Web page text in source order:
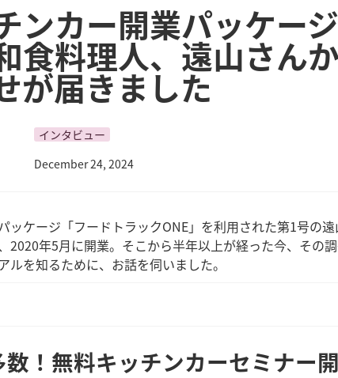
ンカー開業パッケー
食料理人、遠山さん
が届きました
インタビュー
December 24, 2024
ッケージ「フードトラックONE」を利用された第1号の
2020年5月に開業。そこから半年以上が経った今、その
ルを知るために、お話を伺いました。
！無料キッチンカーセミナー